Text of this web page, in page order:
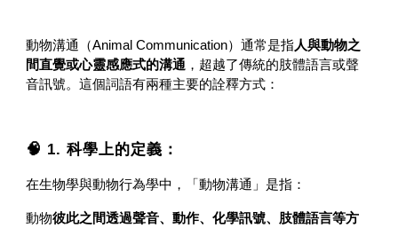
動物溝通（Animal Communication）通常是指 人與動物之
間直覺或心靈感應式的溝通 ，超越了傳統的肢體語言或聲
音訊號。這個詞語有兩種主要的詮釋方式：
🧠 1. 科學上的定義：
在生物學與動物行為學中，「動物溝通」是指：
動物彼此之間透過聲音、動作、化學訊號、肢體語言等方